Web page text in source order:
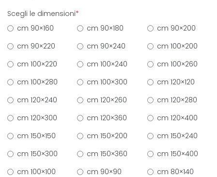
Scegli le dimensioni*
cm 90×160
cm 90×180
cm 90×200
cm 90×220
cm 90×240
cm 100×200
cm 100×220
cm 100×240
cm 100×260
cm 100×280
cm 100×300
cm 120×120
cm 120×240
cm 120×260
cm 120×280
cm 120×300
cm 120×360
cm 120×400
cm 150×150
cm 150×200
cm 150×240
cm 150×300
cm 150×360
cm 150×400
cm 100×100
cm 90×90
cm 80×140